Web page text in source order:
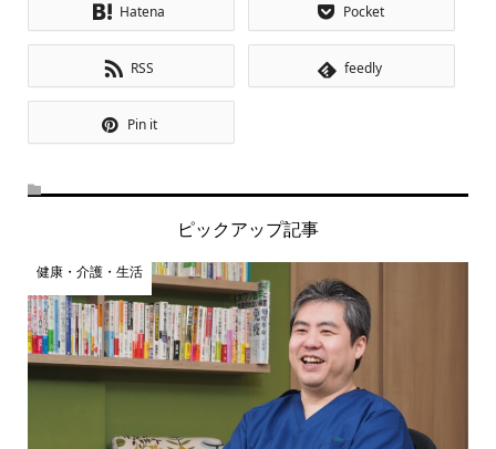
Hatena Pocket
RSS feedly
Pin it
ピックアップ記事
健康・介護・生活